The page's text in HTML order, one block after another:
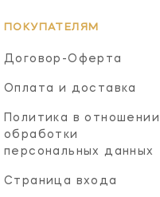
ПОКУПАТЕЛЯМ
Договор-Оферта
Оплата и доставка
Политика в отношении
обработки
персональных данных
Страница входа